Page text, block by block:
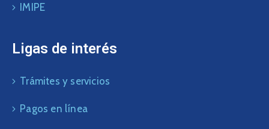
IMIPE
Ligas de interés
Trámites y servicios
Pagos en línea